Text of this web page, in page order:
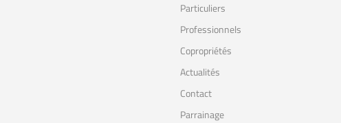
Particuliers
Professionnels
Copropriétés
Actualités
Contact
Parrainage